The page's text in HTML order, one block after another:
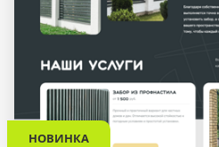
НОВИНКА